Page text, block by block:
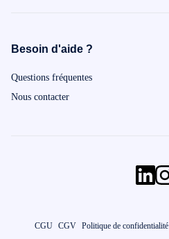
Besoin d'aide ?
Questions fréquentes
Nous contacter
CGU CGV Politique de confidentialité